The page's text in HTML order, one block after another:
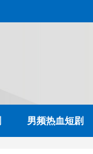
男频热血短剧